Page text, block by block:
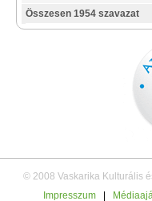
Összesen 1954 szavazat
© 2008 Vaskarika Kulturális
Impresszum